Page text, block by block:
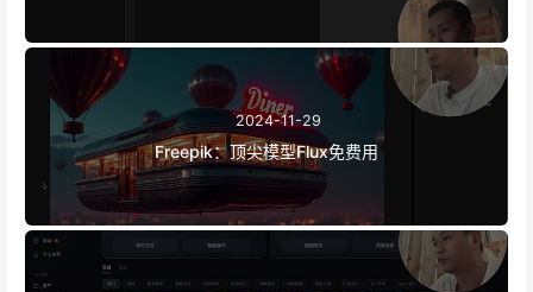
2024-11-29
Freepik：顶尖模型Flux免费用